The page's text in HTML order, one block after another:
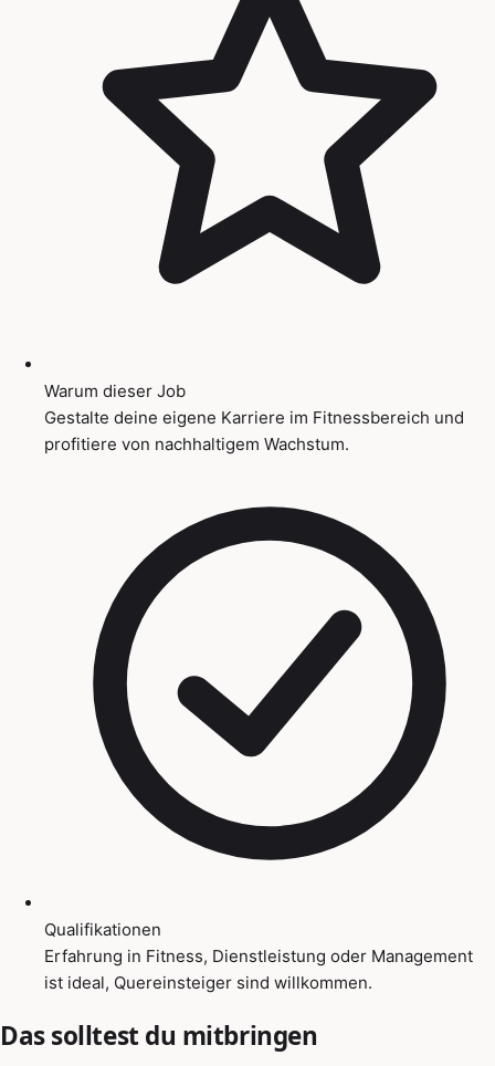
Warum dieser Job
Gestalte deine eigene Karriere im Fitnessbereich und
profitiere von nachhaltigem Wachstum.
Qualifikationen
Erfahrung in Fitness, Dienstleistung oder Management
ist ideal, Quereinsteiger sind willkommen.
Das solltest du mitbringen